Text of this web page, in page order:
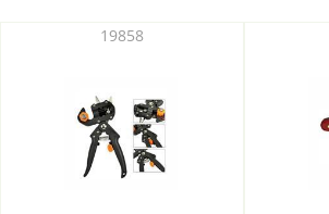
19858